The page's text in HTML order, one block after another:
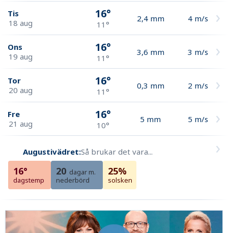
Tis
18 aug
16°
11°
2,4 mm 4 m/s
Ons
19 aug
16°
11°
3,6 mm 3 m/s
Tor
20 aug
16°
11°
0,3 mm 2 m/s
Fre
21 aug
16°
10°
5 mm 5 m/s
Augustivädret:Så brukar det vara...
16°
dagstemp
20 dagar m.
nederbörd
25%
solsken